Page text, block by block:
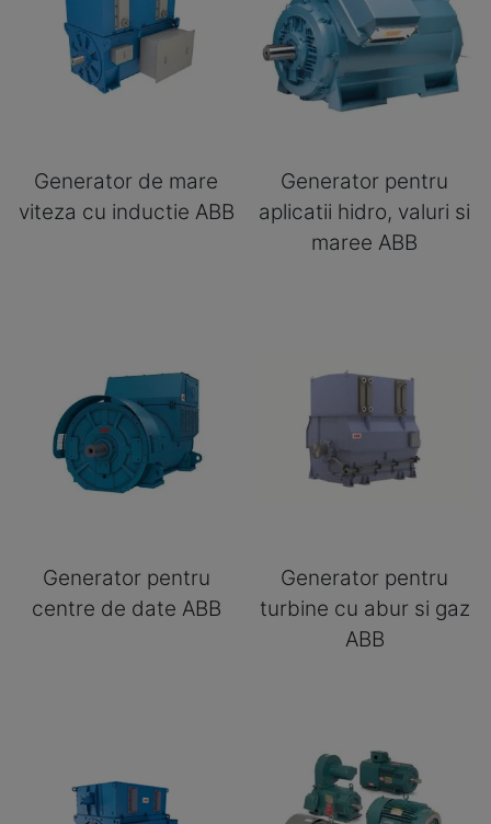
Generator de mare
viteza cu inductie ABB
Generator pentru
aplicatii hidro, valuri si
maree ABB
Generator pentru
centre de date ABB
Generator pentru
turbine cu abur si gaz
ABB